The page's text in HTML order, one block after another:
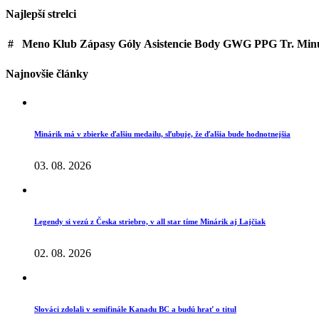
Najlepší strelci
# Meno Klub Zápasy Góly Asistencie Body GWG PPG Tr.
Najnovšie články
Minárik má v zbierke ďalšiu medailu, sľubuje, že ďalšia bude hodnotnejšia
03. 08. 2026
Legendy si vezú z Česka striebro, v all star tíme Minárik aj Lajčiak
02. 08. 2026
Slováci zdolali v semifinále Kanadu BC a budú hrať o titul